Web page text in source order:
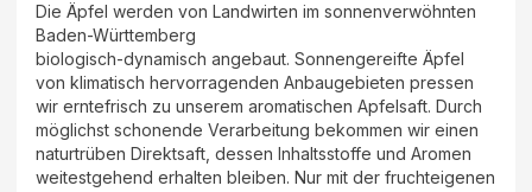
Die Äpfel werden von Landwirten im sonnenverwöhnten
Baden-Württemberg
biologisch-dynamisch angebaut. Sonnengereifte Äpfel
von klimatisch hervorragenden Anbaugebieten pressen
wir erntefrisch zu unserem aromatischen Apfelsaft. Durch
möglichst schonende Verarbeitung bekommen wir einen
naturtrüben Direktsaft, dessen Inhaltsstoffe und Aromen
weitestgehend erhalten bleiben. Nur mit der fruchteigenen